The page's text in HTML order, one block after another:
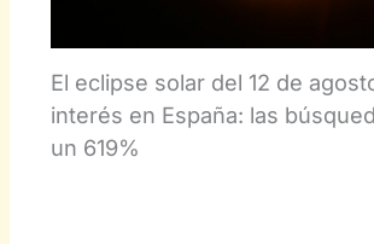
El eclipse solar del 12 de
interés en España: las
un 619%